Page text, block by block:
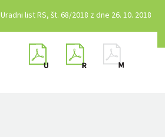
Uradni list RS, št. 68/2018 z dne 26. 10. 2018